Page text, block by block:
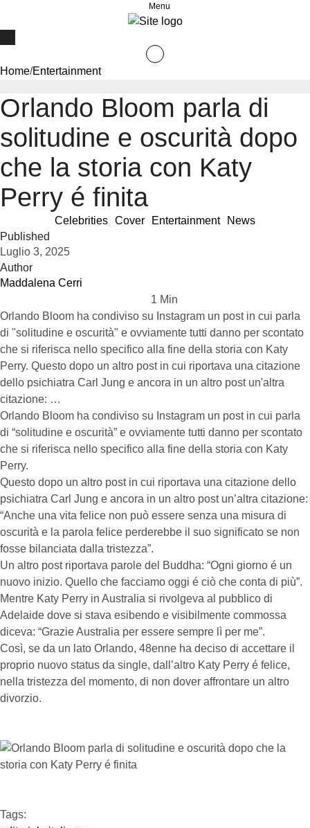
Menu
Home/Entertainment
Orlando Bloom parla di
solitudine e oscurità dopo
che la storia con Katy
Perry é finita
Celebrities Cover Entertainment
News
Published
Luglio 3, 2025
Author
Maddalena Cerri
1 Min
Orlando Bloom ha condiviso su Instagram un post in cui parla
di "solitudine e oscurità" e ovviamente tutti danno per scontato
che si riferisca nello specifico alla fine della storia con Katy
Perry. Questo dopo un altro post in cui riportava una citazione
dello psichiatra Carl Jung e ancora in un altro post un'altra
citazione: …
Orlando Bloom ha condiviso su Instagram un post in cui parla
di “solitudine e oscurità” e ovviamente tutti danno per scontato
che si riferisca nello specifico alla fine della storia con Katy
Perry.
Questo dopo un altro post in cui riportava una citazione dello
psichiatra Carl Jung e ancora in un altro post un’altra citazione:
“Anche una vita felice non può essere senza una misura di
oscurità e la parola felice perderebbe il suo significato se non
fosse bilanciata dalla tristezza”.
Un altro post riportava parole del Buddha: “Ogni giorno é un
nuovo inizio. Quello che facciamo oggi é ciò che conta di più”.
Mentre Katy Perry in Australia si rivolgeva al pubblico di
Adelaide dove si stava esibendo e visibilmente commossa
diceva: “Grazie Australia per essere sempre lì per me”.
Così, se da un lato Orlando, 48enne ha deciso di accettare il
proprio nuovo status da single, dall’altro Katy Perry é felice,
nella tristezza del momento, di non dover affrontare un altro
divorzio.
Tags: